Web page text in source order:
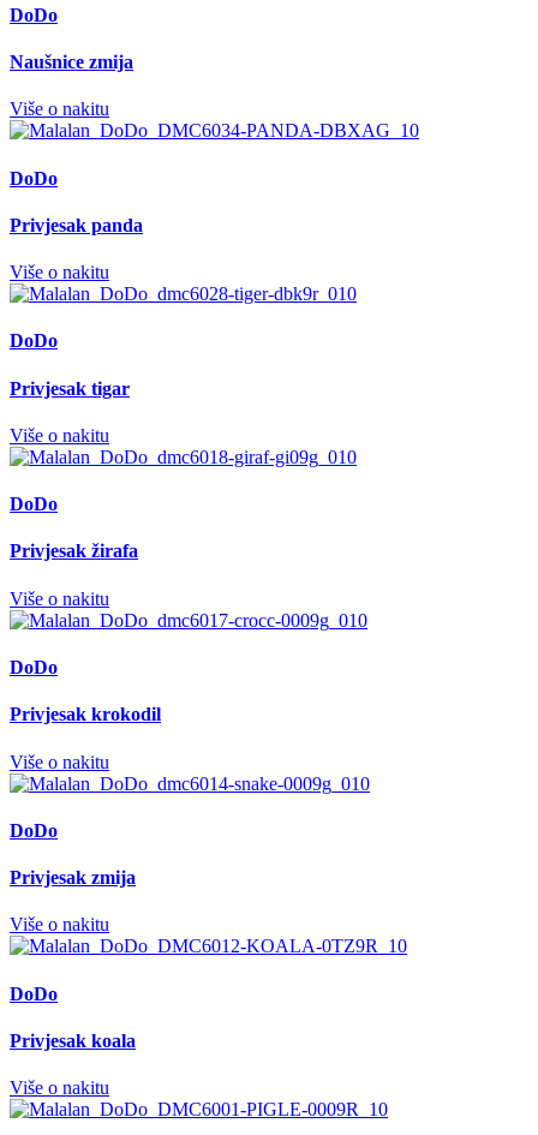
DoDo
Naušnice zmija
Više o nakitu
DoDo
Privjesak panda
Više o nakitu
DoDo
Privjesak tigar
Više o nakitu
DoDo
Privjesak žirafa
Više o nakitu
DoDo
Privjesak krokodil
Više o nakitu
DoDo
Privjesak zmija
Više o nakitu
DoDo
Privjesak koala
Više o nakitu